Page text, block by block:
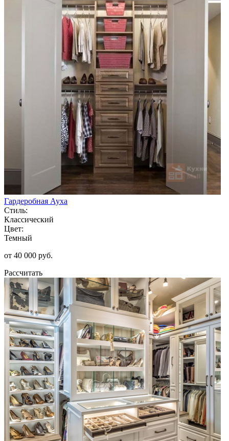
Гардеробная Ауха
Стиль:
Классический
Цвет:
Темный
от 40 000 руб.
Рассчитать